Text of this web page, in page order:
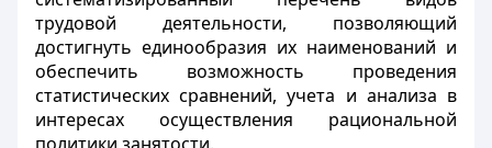
трудовой деятельности, позволяющий
достигнуть единообразия их наименований и
обеспечить возможность проведения
статистических сравнений, учета и анализа в
интересах осуществления рациональной